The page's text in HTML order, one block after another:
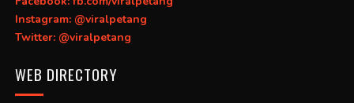
Instagram: @viralpetang
Twitter: @viralpetang
WEB DIRECTORY